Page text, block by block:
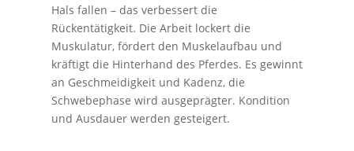
Hals fallen – das verbessert die
Rückentätigkeit. Die Arbeit lockert die
Muskulatur, fördert den Muskelaufbau und
kräftigt die Hinterhand des Pferdes. Es gewinnt
an Geschmeidigkeit und Kadenz, die
Schwebephase wird ausgeprägter. Kondition
und Ausdauer werden gesteigert.